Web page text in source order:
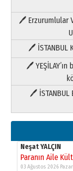
🖊 Erzurumlular
🖊 İSTANBUL
🖊
🖊 İSTANBUL
Paranın Aile
03 Ağustos 2026
09
11
Neşat YALÇIN
Paranın Aile
03 Ağustos 2026